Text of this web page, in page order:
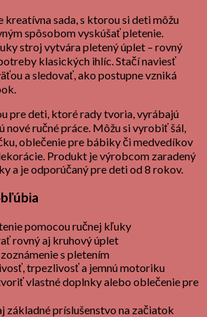
sada, s ktorou si deti môžu
spôsobom vyskúšať pletenie.
stroj vytvára pletený úplet – rovný
klasických ihlíc. Stačí naviesť
a sledovať, ako postupne vzniká
pre deti, ktoré rady tvoria, vyrábajú
nové ručné práce. Môžu si vyrobiť šál,
oblečenie pre bábiky či medvedíkov
Produkt je výrobcom zaradený
a je odporúčaný pre deti od 8 rokov.
pomocou ručnej kľuky
rovný aj kruhový úplet
s pletením
trpezlivosť a jemnú motoriku
vlastné doplnky alebo oblečenie pre
základné príslušenstvo na začiatok